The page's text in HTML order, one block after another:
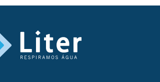
cedo ou tarde o sistema inteiro
cloramina em água. A água